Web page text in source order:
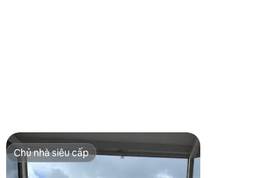
Chủ nhà siêu cấp
Chủ nhà siêu cấp